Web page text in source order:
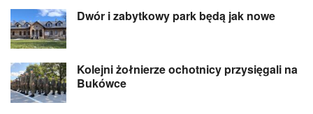
Dwór i zabytkowy park będą jak nowe
Kolejni żołnierze ochotnicy przysięgali na
Bukówce